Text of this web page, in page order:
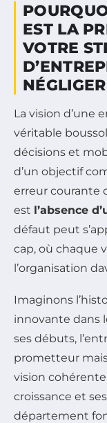
EST LA
VOTRE
NÉGLIGER
La vision d’une
véritable
décisions et
d’un objectif
erreur courante
est l’absence
défaut peut
cap, où chaque
l’organisation
Imaginons
innovante dans
ses débuts,
prometteur mais
vision
croissance et
département